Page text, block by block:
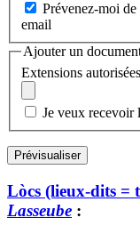
Prévenez-moi
email
Ajouter un
Extensions
Je veux recevoir
Lòcs (lieux-dits =
Lasseube :